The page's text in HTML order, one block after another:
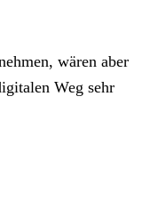
wären aber
Weg sehr